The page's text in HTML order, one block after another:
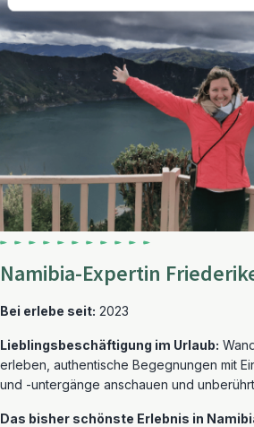
Namibia-Expertin
Bei erlebe seit: 2023
Lieblingsbeschäftigung im Urlaub:
erleben, authentische Begegnungen mit
und -untergänge anschauen und
Das bisher schönste Erlebnis in